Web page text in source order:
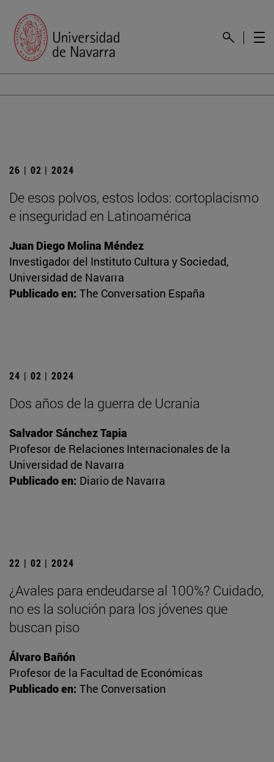
26 | 02 | 2024
De esos polvos, estos lodos: cortoplacismo
e inseguridad en Latinoamérica
Juan Diego Molina Méndez
Investigador del Instituto Cultura y Sociedad,
Universidad de Navarra
Publicado en: The Conversation España
24 | 02 | 2024
Dos años de la guerra de Ucrania
Salvador Sánchez Tapia
Profesor de Relaciones Internacionales de la
Universidad de Navarra
Publicado en: Diario de Navarra
22 | 02 | 2024
¿Avales para endeudarse al 100%? Cuidado,
no es la solución para los jóvenes que
buscan piso
Álvaro Bañón
Profesor de la Facultad de Económicas
Publicado en: The Conversation